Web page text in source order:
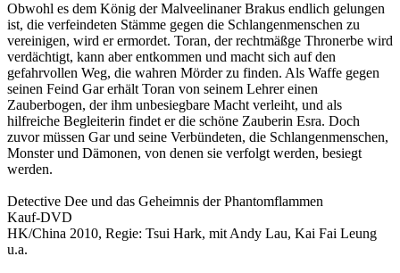
Obwohl es dem König der Malveelinaner Brakus endlich gelungen
ist, die verfeindeten Stämme gegen die Schlangenmenschen zu
vereinigen, wird er ermordet. Toran, der rechtmäßge Thronerbe wird
verdächtigt, kann aber entkommen und macht sich auf den
gefahrvollen Weg, die wahren Mörder zu finden. Als Waffe gegen
seinen Feind Gar erhält Toran von seinem Lehrer einen
Zauberbogen, der ihm unbesiegbare Macht verleiht, und als
hilfreiche Begleiterin findet er die schöne Zauberin Esra. Doch
zuvor müssen Gar und seine Verbündeten, die Schlangenmenschen,
Monster und Dämonen, von denen sie verfolgt werden, besiegt
werden.
Detective Dee und das Geheimnis der Phantomflammen
Kauf-DVD
HK/China 2010, Regie: Tsui Hark, mit Andy Lau, Kai Fai Leung
u.a.